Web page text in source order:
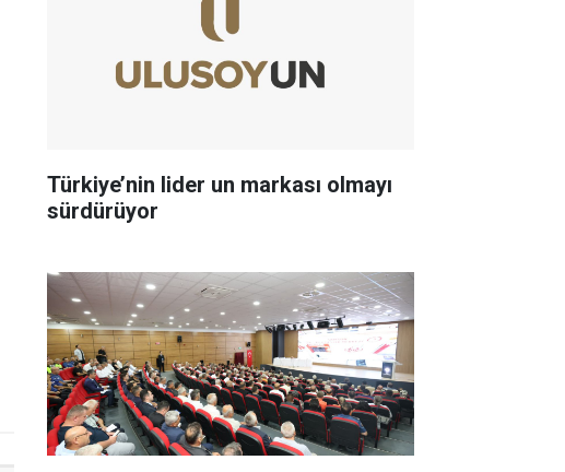
Türkiye’nin lider un markası olmayı
sürdürüyor